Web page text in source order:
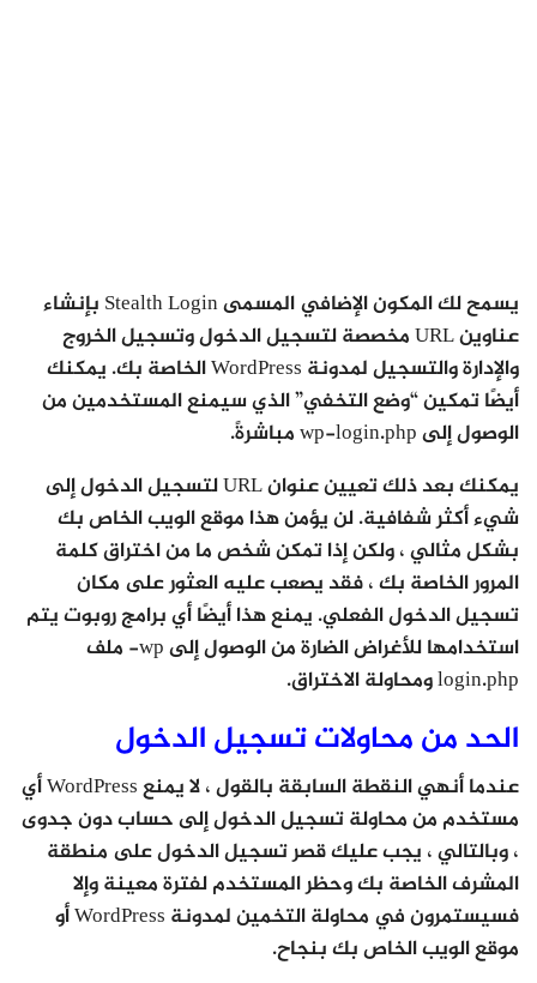
يسمح لك المكون الإضافي المسمى Stealth Login بإنشاء
عناوين URL مخصصة لتسجيل الدخول وتسجيل الخروج
والإدارة والتسجيل لمدونة WordPress الخاصة بك. يمكنك
أيضًا تمكين “وضع التخفي” الذي سيمنع المستخدمين من
الوصول إلى wp-login.php مباشرةً.
يمكنك بعد ذلك تعيين عنوان URL لتسجيل الدخول إلى
شيء أكثر شفافية. لن يؤمن هذا موقع الويب الخاص بك
بشكل مثالي ، ولكن إذا تمكن شخص ما من اختراق كلمة
المرور الخاصة بك ، فقد يصعب عليه العثور على مكان
تسجيل الدخول الفعلي. يمنع هذا أيضًا أي برامج روبوت يتم
استخدامها للأغراض الضارة من الوصول إلى wp- ملف
login.php ومحاولة الاختراق.
الحد من محاولات تسجيل الدخول
عندما أنهي النقطة السابقة بالقول ، لا يمنع WordPress أي
مستخدم من محاولة تسجيل الدخول إلى حساب دون جدوى
، وبالتالي ، يجب عليك قصر تسجيل الدخول على منطقة
المشرف الخاصة بك وحظر المستخدم لفترة معينة وإلا
فسيستمرون في محاولة التخمين لمدونة WordPress أو
موقع الويب الخاص بك بنجاح.